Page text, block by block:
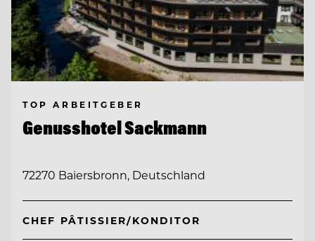
TOP ARBEITGEBER
Genusshotel Sackmann
72270 Baiersbronn, Deutschland
CHEF PÂTISSIER/KONDITOR